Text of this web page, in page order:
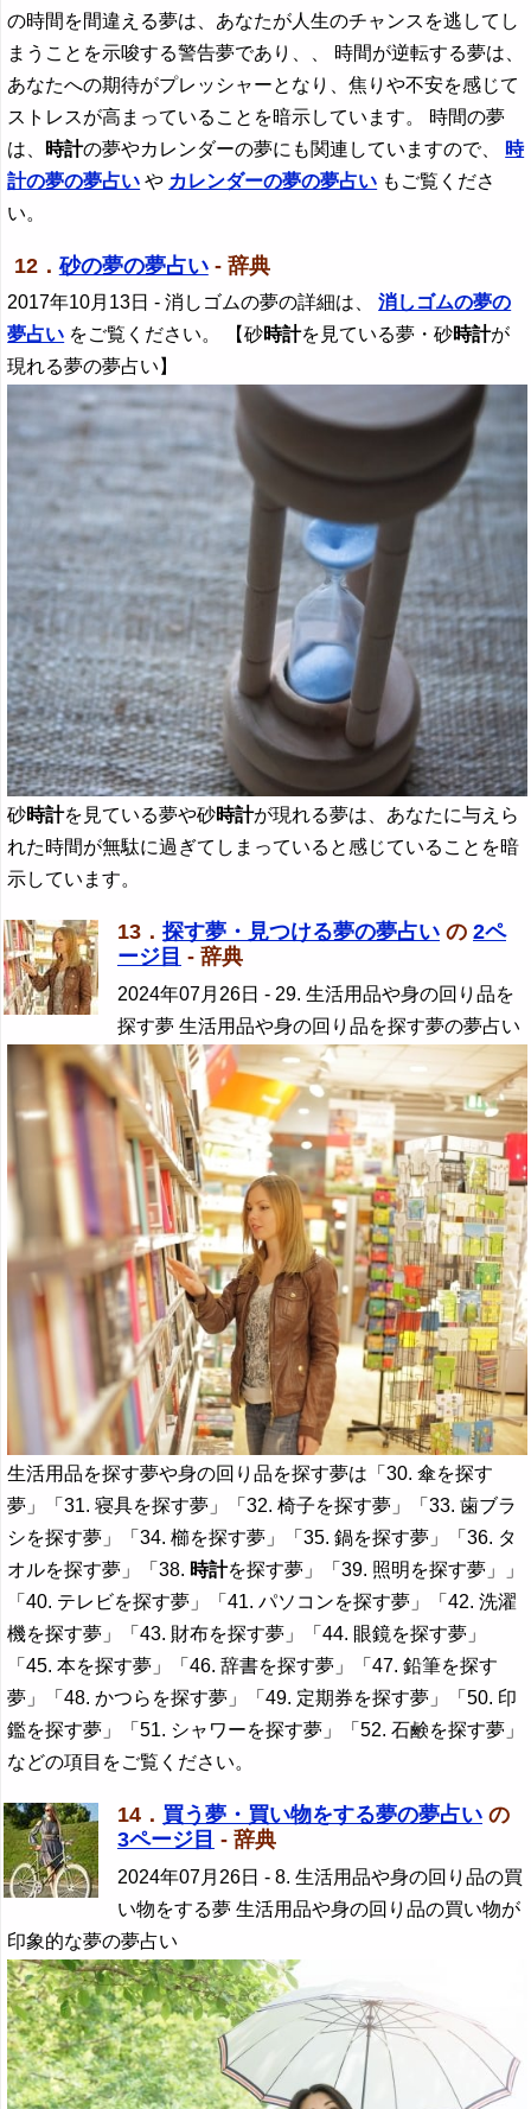
の時間を間違える夢は、あなたが人生のチャンスを逃してし
まうことを示唆する警告夢であり、、 時間が逆転する夢は、
あなたへの期待がプレッシャーとなり、焦りや不安を感じて
ストレスが高まっていることを暗示しています。 時間の夢
は、
時計の夢やカレンダーの夢にも関連していますので、
時
計の夢の夢占い や カレンダーの夢の夢占い もご覧くださ
い。
12．砂の夢の夢占い- 辞典
2017年10月13日 - 消しゴムの夢の詳細は、消しゴムの夢の
夢占い をご覧ください。 【砂時計を見ている夢・砂時計が
現れる夢の夢占い】
砂時計を見ている夢や砂時計が現れる夢は、あなたに与えら
れた時間が無駄に過ぎてしまっていると感じていることを暗
示しています。
13． 探す夢・見つける夢の夢占い の 2ペ
ージ目 - 辞典
2024年07月26日 - 29. 生活用品や身の回り品を
探す夢 生活用品や身の回り品を探す夢の夢占い
生活用品を探す夢や身の回り品を探す夢は「30. 傘を探す
夢」「31. 寝具を探す夢」「32. 椅子を探す夢」「33. 歯ブラ
シを探す夢」「34. 櫛を探す夢」「35. 鍋を探す夢」「36. タ
オルを探す夢」「38. 時計を探す夢」「39. 照明を探す夢」」
「40. テレビを探す夢」「41. パソコンを探す夢」「42. 洗濯
機を探す夢」「43. 財布を探す夢」「44. 眼鏡を探す夢」
「45. 本を探す夢」「46. 辞書を探す夢」「47. 鉛筆を探す
夢」「48. かつらを探す夢」「49. 定期券を探す夢」「50. 印
鑑を探す夢」「51. シャワーを探す夢」「52. 石鹸を探す夢」
などの項目をご覧ください。
14． 買う夢・買い物をする夢の夢占い の
3ページ目 - 辞典
2024年07月26日 - 8. 生活用品や身の回り品の買
い物をする夢 生活用品や身の回り品の買い物が
印象的な夢の夢占い